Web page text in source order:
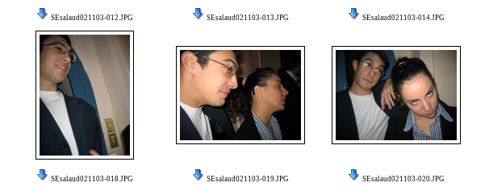
SEsalaud021103-012.JPG SEsalaud021103-013.JPG SEsalaud021103-014.JPG
SEsalaud021103-018.JPG SEsalaud021103-019.JPG SEsalaud021103-020.JPG